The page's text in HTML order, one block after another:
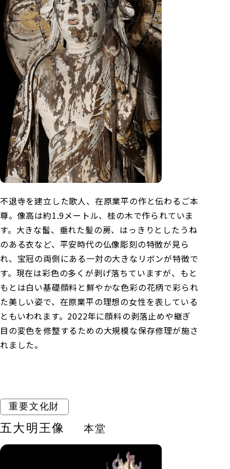
不退寺を建立した歌人、在原業平の作と伝わるご本
尊。像高は約1.9メートル、桂の木で作られていま
す。大きな髷、垂れた髪の房、はっきりとしたうね
のある衣など、平安時代の仏像彫刻の特徴が見ら
れ、宝冠の両側にある一対の大きなリボンが特徴で
す。現在は彩色の多くが剥げ落ちていますが、もと
もとは白い基礎顔料と鮮やかな色彩の花柄で彩られ
た美しい姿で、在原業平の理想の女性を表している
ともいわれます。2022年に顔料の剥落止めや継ぎ
目の変色を修整するための大規模な保存修理が施さ
れました。
重要文化財
五大明王像 本堂